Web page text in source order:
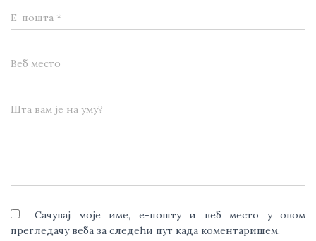
Е-пошта *
Веб место
Шта вам је на уму?
Сачувај моје име, е-пошту и веб место у овом
прегледачу веба за следећи пут када коментаришем.